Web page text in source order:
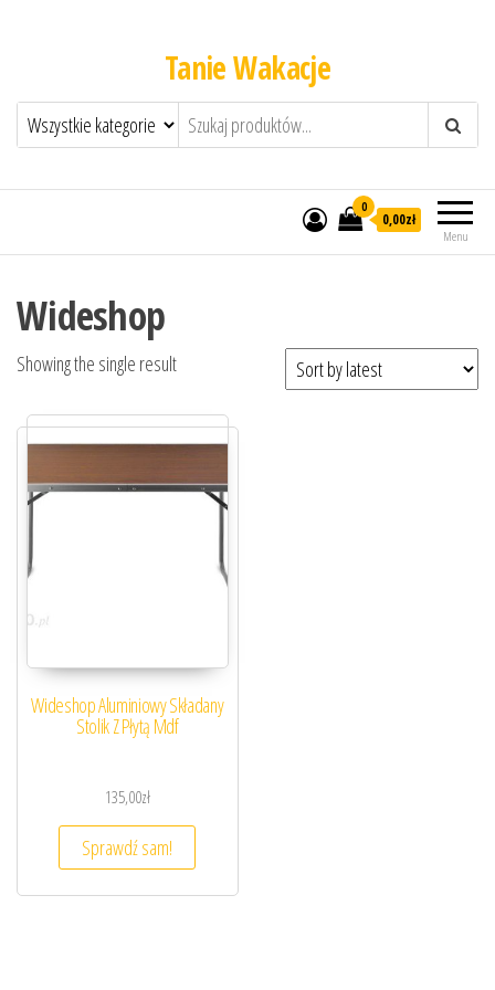
Tanie Wakacje
Menu
0
0,00zł
Wideshop
Showing the single result
Wideshop Aluminiowy Składany
Stolik Z Płytą Mdf
135,00zł
Sprawdź sam!